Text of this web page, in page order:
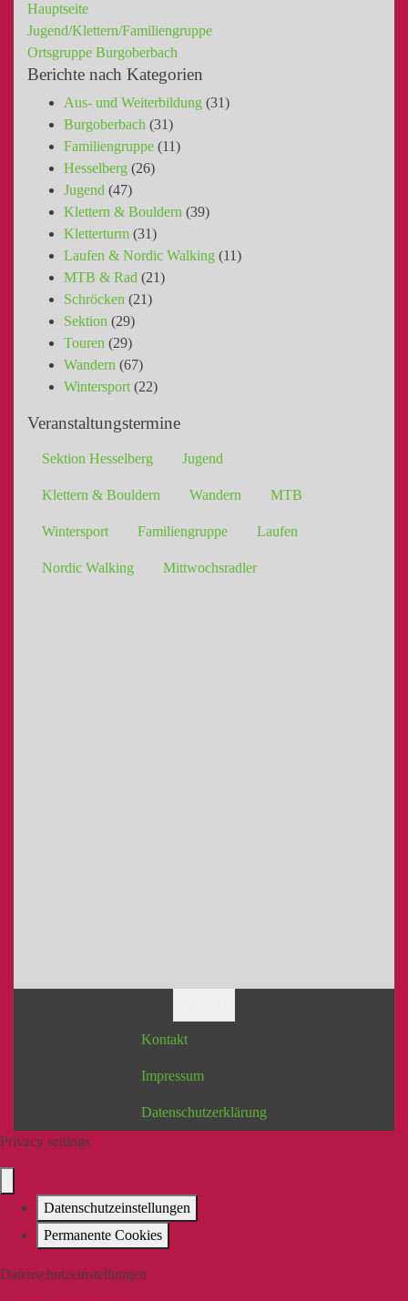
Hauptseite
Jugend/Klettern/Familiengruppe
Ortsgruppe Burgoberbach
Berichte nach Kategorien
Aus- und Weiterbildung (31)
Burgoberbach (31)
Familiengruppe (11)
Hesselberg (26)
Jugend (47)
Klettern & Bouldern (39)
Kletterturm (31)
Laufen & Nordic Walking (11)
MTB & Rad (21)
Schröcken (21)
Sektion (29)
Touren (29)
Wandern (67)
Wintersport (22)
Veranstaltungstermine
Sektion Hesselberg Jugend
Klettern & Bouldern Wandern MTB
Wintersport Familiengruppe Laufen
Nordic Walking Mittwochsradler
Kontakt
Impressum
Datenschutzerklärung
Privacy settings
Datenschutzeinstellungen
Permanente Cookies
Datenschutzeinstellungen